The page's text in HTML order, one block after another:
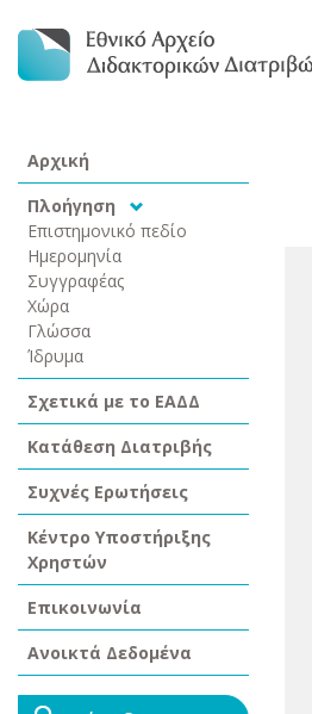
Αρχική
Πλοήγηση
Επιστημονικό πεδίο
Ημερομηνία
Συγγραφέας
Χώρα
Γλώσσα
Ίδρυμα
Σχετικά με το ΕΑΔΔ
Κατάθεση Διατριβής
Συχνές Ερωτήσεις
Κέντρο Υποστήριξης
Χρηστών
Επικοινωνία
Ανοικτά Δεδομένα